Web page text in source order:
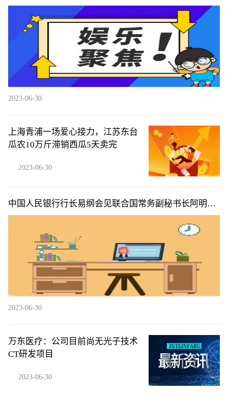
早茶-全球新视野
2023-06-30
上海青浦一场爱心接力，江苏东台
瓜农10万斤滞销西瓜5天卖完
2023-06-30
中国人民银行行长易纲会见联合国常务副秘书长阿明娜·
穆罕默德|天天简讯
2023-06-30
万东医疗：公司目前尚无光子技术
CT研发项目
2023-06-30